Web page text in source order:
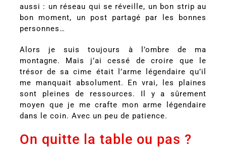
aussi : un réseau qui se réveille, un bon strip au
bon moment, un post partagé par les bonnes
personnes…
Alors je suis toujours à l’ombre de ma
montagne. Mais j’ai cessé de croire que le
trésor de sa cime était l’arme légendaire qu’il
me manquait absolument. En vrai, les plaines
sont pleines de ressources. Il y a sûrement
moyen que je me crafte mon arme légendaire
dans le coin. Avec un peu de patience.
On quitte la table ou pas ?